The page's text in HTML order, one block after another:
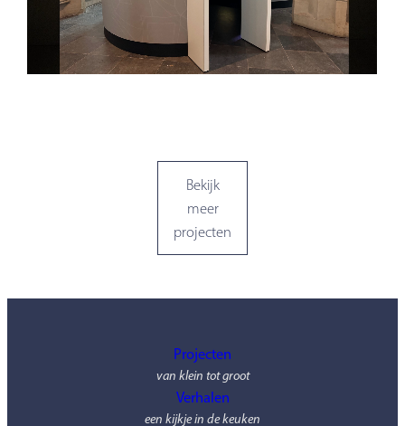
Bekijk
meer
projecten
Projecten
van klein tot groot
Verhalen
een kijkje in de keuken